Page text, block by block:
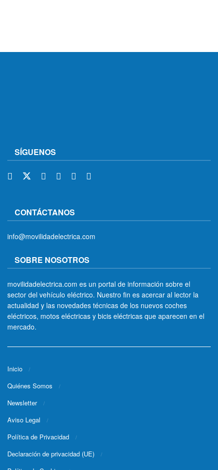
SÍGUENOS
CONTÁCTANOS
info@movilidadelectrica.com
SOBRE NOSOTROS
movilidadelectrica.com es un portal de información sobre el
sector del vehículo eléctrico. Nuestro fin es acercar al lector la
actualidad y las novedades técnicas de los nuevos coches
eléctricos, motos eléctricas y bicis eléctricas que aparecen en el
mercado.
Inicio
Quiénes Somos
Newsletter
Aviso Legal
Política de Privacidad
Declaración de privacidad (UE)